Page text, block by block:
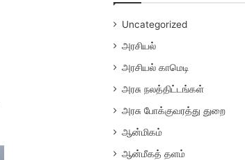
Uncategorized
அரசியல்
அரசியல் காமெடி
அரசு நலத்திட்டங்கள்
அரசு போக்குவரத்து துறை
ஆன்மிகம்
ஆன்மீகத் தளம்